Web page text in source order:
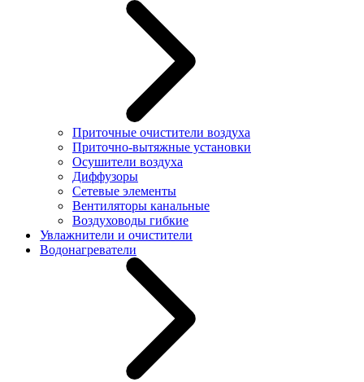
Приточные очистители воздуха
Приточно-вытяжные установки
Осушители воздуха
Диффузоры
Сетевые элементы
Вентиляторы канальные
Воздуховоды гибкие
Увлажнители и очистители
Водонагреватели